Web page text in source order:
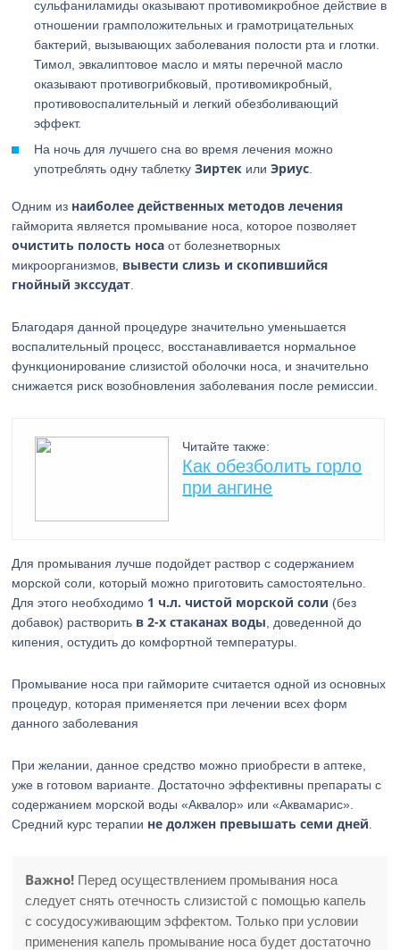
сульфаниламиды оказывают противомикробное действие в
отношении грамположительных и грамотрицательных
бактерий, вызывающих заболевания полости рта и глотки.
Тимол, эвкалиптовое масло и мяты перечной масло
оказывают противогрибковый, противомикробный,
противовоспалительный и легкий обезболивающий
эффект.
На ночь для лучшего сна во время лечения можно
употреблять одну таблеткуЗиртек илиЭриус
Одним из наиболее действенных методов лечения
гайморита является промывание носа, которое позволяет
очистить полость носа от болезнетворных
микроорганизмов, вывести слизь и скопившийся
гнойный экссудат
Благодаря данной процедуре значительно уменьшается
воспалительный процесс, восстанавливается нормальное
функционирование слизистой оболочки носа, и значительно
снижается риск возобновления заболевания после ремиссии.
Читайте также:
Как обезболить горло
при ангине
Для промывания лучше подойдет раствор с содержанием
морской соли, который можно приготовить самостоятельно.
Для этого необходимо 1 ч.л. чистой морской соли (без
добавок) растворить в 2-х стаканах воды , доведенной до
кипения, остудить до комфортной температуры.
Промывание носа при гайморите считается одной из основных
процедур, которая применяется при лечении всех форм
данного заболевания
При желании, данное средство можно приобрести в аптеке,
уже в готовом варианте. Достаточно эффективны препараты с
содержанием морской воды «Аквалор» или «Аквамарис».
Средний курс терапии не должен превышать семи дней
Важно! Перед осуществлением промывания носа
следует снять отечность слизистой с помощью капель
с сосудосуживающим эффектом. Только при условии
применения капель промывание носа будет достаточно